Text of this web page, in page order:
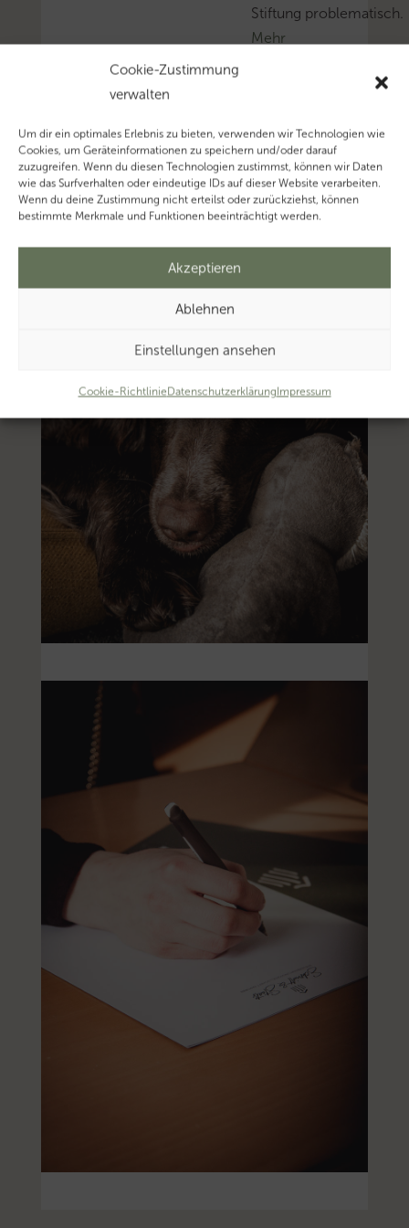
Cookie-Zustimmung
verwalten
Um dir ein optimales Erlebnis zu bieten, verwenden wir Technologien wie
Cookies, um Geräteinformationen zu speichern und/oder darauf
zuzugreifen. Wenn du diesen Technologien zustimmst, können wir Daten
wie das Surfverhalten oder eindeutige IDs auf dieser Website verarbeiten.
Wenn du deine Zustimmung nicht erteilst oder zurückziehst, können
bestimmte Merkmale und Funktionen beeinträchtigt werden.
Akzeptieren
Ablehnen
Einstellungen ansehen
Cookie-RichtlinieDatenschutzerklärungImpressum
Stiftung problematisch.
Mehr